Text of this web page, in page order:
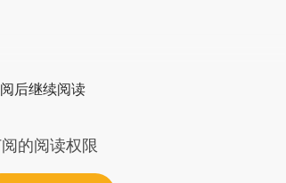
后继续阅读
的阅读权限